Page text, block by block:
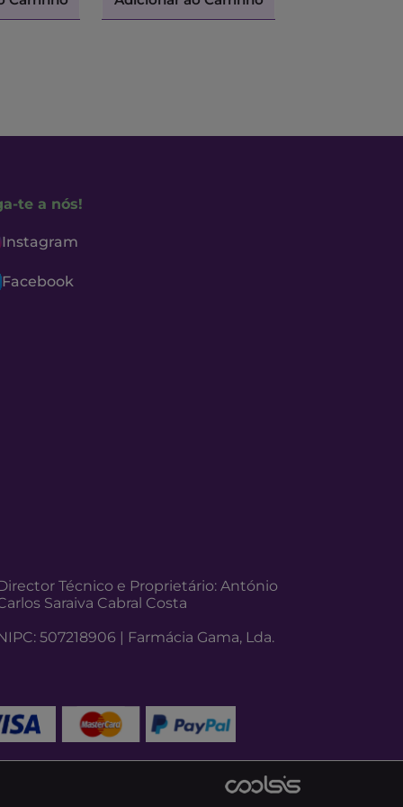
te a nós!
Instagram
Facebook
Técnico e Proprietário: António
Saraiva Cabral Costa
507218906 | Farmácia Gama, Lda.